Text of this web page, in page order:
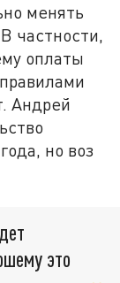
менять
частности,
оплаты
Андрей
но воз
это